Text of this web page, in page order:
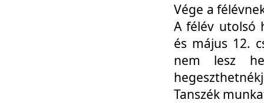
Vége a
A félév utolsó
és május 12.
nem lesz
Tanszék